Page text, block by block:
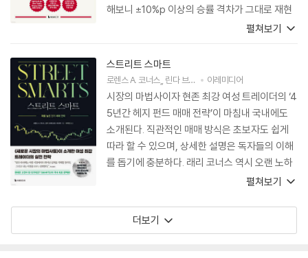
해보니 ±10%p 이상의 승률 격차가 그대로 재현
됐다. 지금 바로 꺼내 쓸 수 있는 보물 같은 레시피
펼쳐보기
스트리트 스마트
로렌스 A. 코너스 린다 브래드포드 라쉬케 저
이레미디어
시장의 마법사이자 현존 최강 여성 트레이더의 ‘4
5년간 헤지 펀드 매매 전략’이 마침내 국내에도
소개된다. 직관적인 매매 방식은 초보자도 쉽게
따라 할 수 있으며, 상세한 설명은 독자들의 이해
를 돕기에 충분하다. 래리 코너스 역시 오랜 노하
우를 아낌없이 공유해 이 책의 가치를 더욱 높인
읽어야 할 필독서다.
펼쳐보기
더보기